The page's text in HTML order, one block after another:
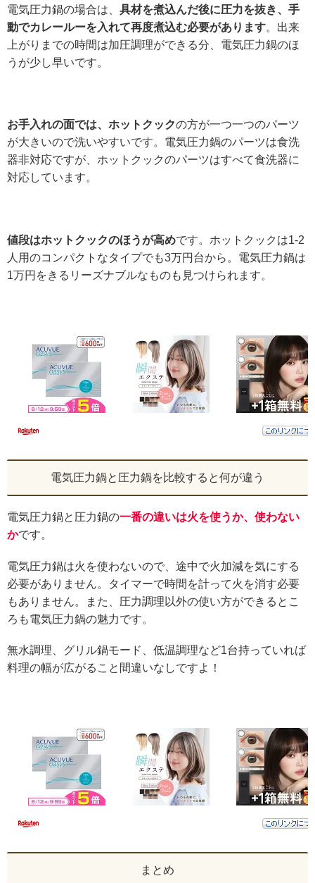
電気圧力鍋の場合は、 具材を煮込んだ後に圧力を抜き、手
動でカレールーを入れて再度煮込む必要があります。出来
上がりまでの時間は加圧調理ができる分、電気圧力鍋のほ
うが少し早いです。
お手入れの面では、ホットクックの方が一つ一つのパーツ
が大きいので洗いやすいです。電気圧力鍋のパーツは食洗
器非対応ですが、ホットクックのパーツはすべて食洗器に
対応しています。
値段はホットクックのほうが高めです。ホットクックは1-2
人用のコンパクトなタイプでも3万円台から。電気圧力鍋は
1万円をきるリーズナブルなものも見つけられます。
電気圧力鍋と圧力鍋を比較すると何が違う
電気圧力鍋と圧力鍋の一番の違いは火を使うか、使わない
かです。
電気圧力鍋は火を使わないので、途中で火加減を気にする
必要がありません。タイマーで時間を計って火を消す必要
もありません。また、圧力調理以外の使い方ができるとこ
ろも電気圧力鍋の魅力です。
無水調理、グリル鍋モード、低温調理など1台持っていれば
料理の幅が広がること間違いなしですよ！
まとめ